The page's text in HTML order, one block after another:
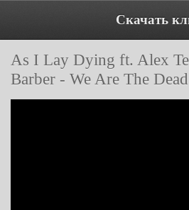
Скачать
As I Lay Dying ft. Alex
Barber - We Are The Dead